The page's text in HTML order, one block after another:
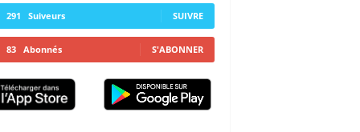
291 Suiveurs SUIVRE
83 Abonnés S'ABONNER